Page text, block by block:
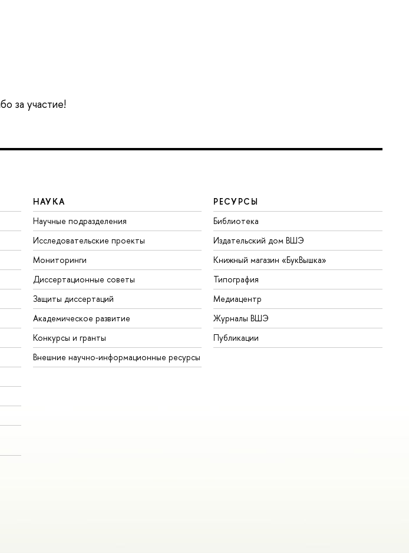
за участие!
НАУКА
Научные подразделения
Исследовательские проекты
Мониторинги
Диссертационные советы
Защиты диссертаций
Академическое развитие
Конкурсы и гранты
Внешние научно-информационные ресурсы
РЕСУРСЫ
Библиотека
Издательский дом ВШЭ
Книжный магазин «БукВышка»
Типография
Медиацентр
Журналы ВШЭ
Публикации